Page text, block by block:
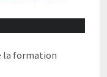
la formation